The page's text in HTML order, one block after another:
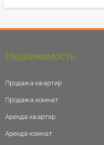
Недвижимость
Продажа квартир
Продажа комнат
Аренда квартир
Аренда комнат